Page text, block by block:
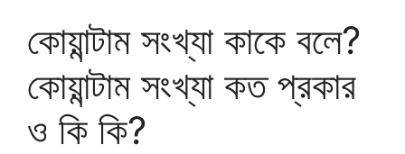
কোয়ান্টাম সংখ্যা কাকে বলে?
কোয়ান্টাম সংখ্যা কত প্রকার
ও কি কি?